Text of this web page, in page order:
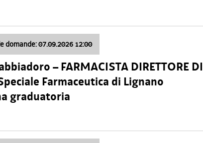
domande: 07.09.2026 12:00
– FARMACISTA DIRETTORE DI
Farmaceutica di Lignano
graduatoria